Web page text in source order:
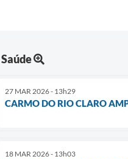
Saúde
27 MAR 2026 - 13h29
CARMO DO RIO CLARO
18 MAR 2026 - 13h03